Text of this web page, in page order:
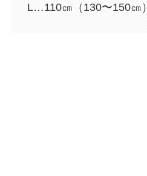
L…110㎝（130〜150㎝）